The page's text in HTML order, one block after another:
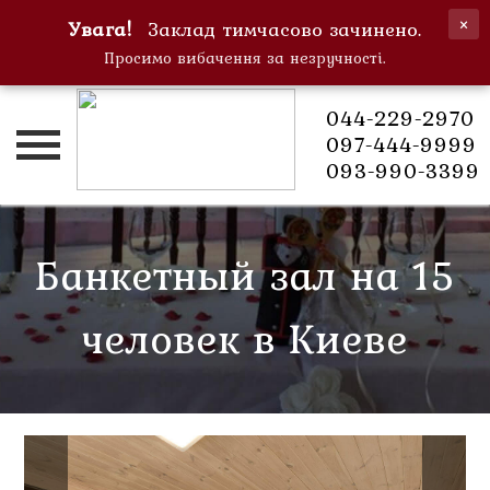
Увага! Заклад тимчасово зачинено.
Просимо вибачення за незручності.
×
Получить
скидку
-20% на
всё
меню!
Главная
О
нас
Вакансии
044-229-2970
097-444-9999
093-990-3399
Банкетный зал на 15
человек в Киеве